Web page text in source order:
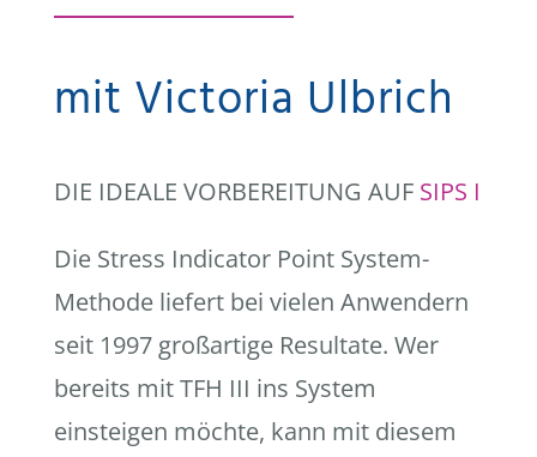
mit Victoria Ulbrich
DIE IDEALE VORBEREITUNG AUF SIPS I
Die Stress Indicator Point System-
Methode liefert bei vielen Anwendern
seit 1997 großartige Resultate. Wer
bereits mit TFH III ins System
einsteigen möchte, kann mit diesem